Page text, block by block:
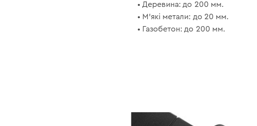
• Деревина: до 200 мм.
• М’які метали: до 20 мм.
• Газобетон: до 200 мм.